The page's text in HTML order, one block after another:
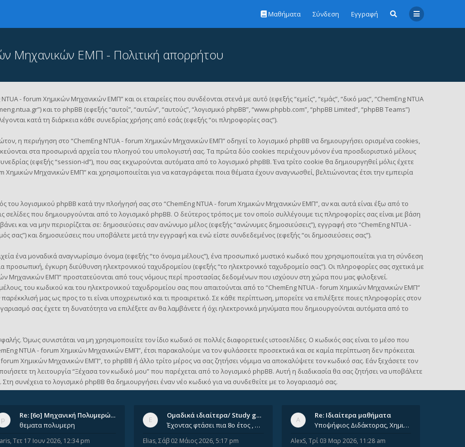
Μαθήματα Σύνδεση Εγγραφή
Μηχανικών ΕΜΠ - Πολιτική απορρήτου
- forum Χημικών Μηχανικών ΕΜΠ” και οι εταιρείες που συνδέονται στενά με αυτό (εφεξής “εμείς”, “εμάς”, “δικό μας”, “ChemEng NTUA
και το phpBB (εφεξής “αυτοί”, “αυτών”, “αυτούς”, “λογισμικό phpBB”, “www.phpbb.com”, “phpBB Limited”, “phpBB Teams”)
κατά τη διάρκεια κάθε συνεδρίας χρήσης από εσάς (εφεξής “οι πληροφορίες σας”).
η περιήγηση στο “ChemEng NTUA - forum Χημικών Μηχανικών ΕΜΠ” οδηγεί το λογισμικό phpBB να δημιουργήσει ορισμένα cookies,
στα προσωρινά αρχεία του πλοηγού του υπολογιστή σας. Τα πρώτα δύο cookies περιέχουν μόνον ένα προσδιοριστικό μέλους
(εφεξής “session-id”), που σας εκχωρούνται αυτόματα από το λογισμικό phpBB. Ένα τρίτο cookie θα δημιουργηθεί μόλις έχετε
Μηχανικών ΕΜΠ” και χρησιμοποιείται για να καταγράφεται ποια θέματα έχουν αναγνωσθεί, βελτιώνοντας έτσι την εμπειρία
του λογισμικού phpBB κατά την πλοήγησή σας στο “ChemEng NTUA - forum Χημικών Μηχανικών ΕΜΠ”, αν και αυτά είναι έξω από το
σελίδες που δημιουργούνται από το λογισμικό phpBB. Ο δεύτερος τρόπος με τον οποίο συλλέγουμε τις πληροφορίες σας είναι με βάση
και να μην περιορίζεται σε: δημοσιεύσεις σαν ανώνυμο μέλος (εφεξής “ανώνυμες δημοσιεύσεις”), εγγραφή στο “ChemEng NTUA -
και δημοσιεύσεις που υποβάλετε μετά την εγγραφή και ενώ είστε συνδεδεμένος (εφεξής “οι δημοσιεύσεις σας”).
ένα μοναδικά αναγνωρίσιμο όνομα (εφεξής “το όνομα μέλους”), ένα προσωπικό μυστικό κωδικό που χρησιμοποιείται για τη σύνδεση
προσωπική, έγκυρη διεύθυνση ηλεκτρονικού ταχυδρομείου (εφεξής “το ηλεκτρονικό ταχυδρομείο σας”). Οι πληροφορίες σας σχετικά με
Μηχανικών ΕΜΠ” προστατεύονται από τους νόμους περί προστασίας δεδομένων που ισχύουν στη χώρα που μας φιλοξενεί.
του κωδικού και του ηλεκτρονικού ταχυδρομείου σας που απαιτούνται από το “ChemEng NTUA - forum Χημικών Μηχανικών ΕΜΠ”
παρέκκλισή μας ως προς το τι είναι υποχρεωτικό και τι προαιρετικό. Σε κάθε περίπτωση, μπορείτε να επιλέξετε ποιες πληροφορίες στον
σας έχετε τη δυνατότητα να επιλέξετε αν θα λαμβάνετε ή όχι ηλεκτρονικά μηνύματα που δημιουργούνται αυτόματα από το
Όμως συνιστάται να μη χρησιμοποιείτε τον ίδιο κωδικό σε πολλές διαφορετικές ιστοσελίδες. Ο κωδικός σας είναι το μέσο που
NTUA - forum Χημικών Μηχανικών ΕΜΠ”, έτσι παρακαλούμε να τον φυλάσσετε προσεκτικά και σε καμία περίπτωση δεν πρόκειται
Χημικών Μηχανικών ΕΜΠ”, το phpBB ή άλλο τρίτο μέρος να σας ζητήσει νόμιμα να αποκαλύψετε τον κωδικό σας. Εάν ξεχάσετε τον
τη λειτουργία “Ξέχασα τον κωδικό μου” που παρέχεται από το λογισμικό phpBB. Αυτή η διαδικασία θα σας ζητήσει να υποβάλετε
συνέχεια το λογισμικό phpBB θα δημιουργήσει έναν νέο κωδικό για να συνδεθείτε με το λογαριασμό σας.
Re: [6o] Mηχανική Πολυμερών (…
θεματα πολυμερη
, Τετ 17 Ιουν 2026, 12:34 pm
Ομαδικά ιδιαίτερα/ Study group
Έχοντας φτάσει πια 8ο έτος , χρωστώντας ακόμη πολλά και χωρίς καμία όρεξη ούτε να διαβάσω μόνος μου ούτε να παρακολουθήσ
Elias, Σάβ 02 Μάιος 2026, 5:17 pm
Re: Ιδιαίτερα μαθήματα
Υποψήφιος Διδάκτορας, Χημικός Μηχανικός ΕΜΠ Παραδίδω ιδιαίτερα μαθήματα μέσης και ανώτατης εκπαίδευσης σε θετικές και τε
AlexS, Τρί 03 Μαρ 2026, 11:28 am